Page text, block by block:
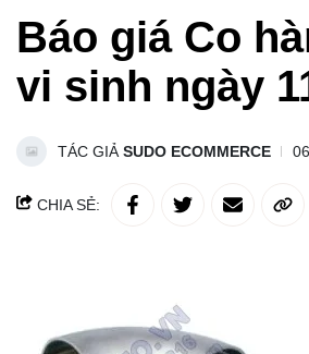
Báo giá Co
vi sinh ngày
TÁC GIẢ SUDO ECOMMERCE
CHIA SẺ: